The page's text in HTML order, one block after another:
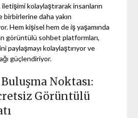
kolaylaştırarak insanların
birbirlerine daha yakın
Hem kişisel hem de iş yaşamında
görüntülü sohbet platformları,
paylaşmayı kolaylaştırıyor ve
güçlendiriyor.
Noktası:
Görüntülü